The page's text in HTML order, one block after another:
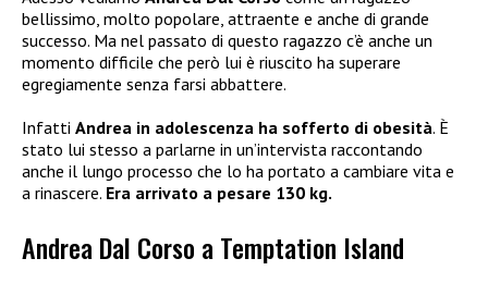
bellissimo, molto popolare, attraente e anche di grande
successo. Ma nel passato di questo ragazzo c’è anche un
momento difficile che però lui è riuscito ha superare
egregiamente senza farsi abbattere.
Infatti Andrea in adolescenza ha sofferto di obesità. È
stato lui stesso a parlarne in un’intervista raccontando
anche il lungo processo che lo ha portato a cambiare vita e
a rinascere. Era arrivato a pesare 130 kg.
Andrea Dal Corso a Temptation Island